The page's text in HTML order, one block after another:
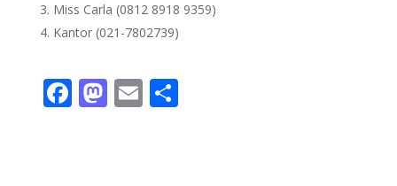
Miss Carla (0812 8918 9359)
Kantor (021-7802739)
F M E S